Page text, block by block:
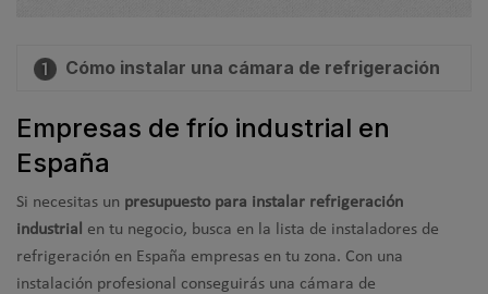
Cómo instalar una cámara de refrigeración
La instalación de cámaras de refrigeración exige un diseño
previo, para que la instalación y el equipo cumplan con la
normativa. El instalador valorará cuál va a ser el uso de la
cámara, que determinará su tamaño y si potencia. Así,
estas son los puntos clave de una instalación de una
cámara de refrigeración:
Empresas de frío industrial en
España
Si necesitas un presupuesto para instalar refrigeración
industrial
en tu negocio, busca en la lista de instaladores de
refrigeración en España empresas en tu zona. Con una
instalación profesional conseguirás una cámara de